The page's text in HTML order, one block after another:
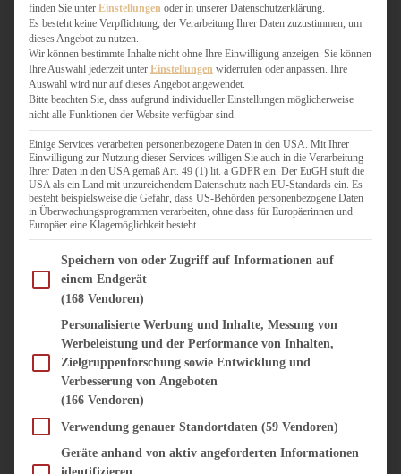
HERZHAFT
BURGER & SANDWICHES
FIX AUF DEM TISCH
FLEISCH & FISCH
GRILLEN / BARBECUE
HERZHAFTES BACKEN
ONE-POT-GERICHTE
PASTA & NUDELGERICHTE
PIZZA, TARTES & QUICHES
REIS & RISOTTO
SALATE & SNACKS
SUPPENKASPEREIEN
VORSPEISEN
SÜSS & HERZHAFT
BROTAUFSTRICH
DIPS, SAUCEN, CHUTNEYS
KÜCHENGESCHENKE
finden Sie unter Einstellungen oder in unserer Datenschutzerklärung.
Es besteht keine Verpflichtung, der Verarbeitung Ihrer Daten zuzustimmen, um
dieses Angebot zu nutzen.
Wir können bestimmte Inhalte nicht ohne Ihre Einwilligung anzeigen. Sie können
Ihre Auswahl jederzeit unter Einstellungen widerrufen oder anpassen. Ihre
Auswahl wird nur auf dieses Angebot angewendet.
Bitte beachten Sie, dass aufgrund individueller Einstellungen möglicherweise
nicht alle Funktionen der Website verfügbar sind.
Einige Services verarbeiten personenbezogene Daten in den USA. Mit Ihrer
Einwilligung zur Nutzung dieser Services willigen Sie auch in die Verarbeitung
Ihrer Daten in den USA gemäß Art. 49 (1) lit. a GDPR ein. Der EuGH stuft die
USA als ein Land mit unzureichendem Datenschutz nach EU-Standards ein. Es
besteht beispielsweise die Gefahr, dass US-Behörden personenbezogene Daten
in Überwachungsprogrammen verarbeiten, ohne dass für Europäerinnen und
Europäer eine Klagemöglichkeit besteht.
Im Folgenden finden Sie eine Liste der Zwecke des IAB Transparency and Consent
Speichern von oder Zugriff auf Informationen auf
einem Endgerät
(168 Vendoren)
Personalisierte Werbung und Inhalte, Messung von
Werbeleistung und der Performance von Inhalten,
Zielgruppenforschung sowie Entwicklung und
Verbesserung von Angeboten
(166 Vendoren)
Verwendung genauer Standortdaten (59 Vendoren)
Geräte anhand von aktiv angeforderten Informationen